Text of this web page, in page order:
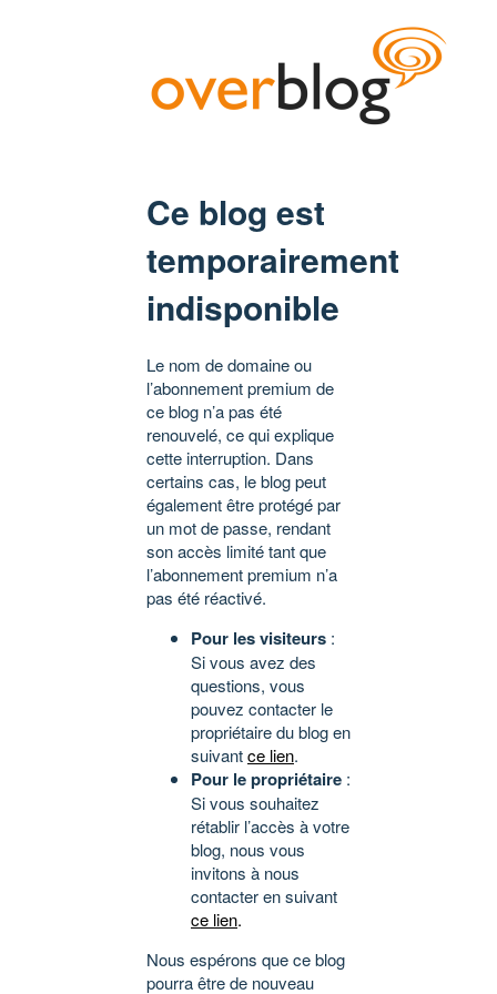
Ce blog est
temporairement
indisponible
Le nom de domaine ou
l’abonnement premium de
ce blog n’a pas été
renouvelé, ce qui explique
cette interruption. Dans
certains cas, le blog peut
également être protégé par
un mot de passe, rendant
son accès limité tant que
l’abonnement premium n’a
pas été réactivé.
Pour les visiteurs :
Si vous avez des
questions, vous
pouvez contacter le
propriétaire du blog en
suivantce lien.
Pour le propriétaire :
Si vous souhaitez
rétablir l’accès à votre
blog, nous vous
invitons à nous
contacter en suivant
ce lien.
Nous espérons que ce blog
pourra être de nouveau